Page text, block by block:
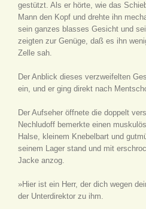
gestützt. Als er hörte, wie das
Mann den Kopf und drehte ihn
sein ganzes blasses Gesicht und
zeigten zur Genüge, daß es ihn
Zelle sah.
Der Anblick dieses verzweifelten
ein, und er ging direkt nach
Der Aufseher öffnete die doppelt
Nechludoff bemerkte einen
Halse, kleinem Knebelbart und
seinem Lager stand und mit
Jacke anzog.
»Hier ist ein Herr, der dich wegen
der Unterdirektor zu ihm.